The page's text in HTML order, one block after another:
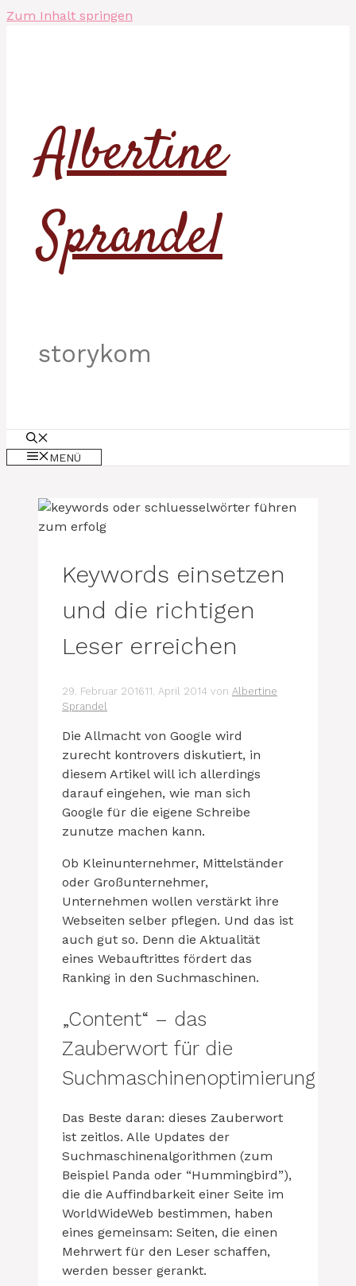
Zum Inhalt springen
Albertine
Sprandel
storykom
MENÜ
Keywords einsetzen
und die richtigen
Leser erreichen
29. Februar 201611. April 2014 von Albertine
Sprandel
Die Allmacht von Google wird
zurecht kontrovers diskutiert, in
diesem Artikel will ich allerdings
darauf eingehen, wie man sich
Google für die eigene Schreibe
zunutze machen kann.
Ob Kleinunternehmer, Mittelständer
oder Großunternehmer,
Unternehmen wollen verstärkt ihre
Webseiten selber pflegen. Und das ist
auch gut so. Denn die Aktualität
eines Webauftrittes fördert das
Ranking in den Suchmaschinen.
„Content“ – das
Zauberwort für die
Suchmaschinenoptimierung
Das Beste daran: dieses Zauberwort
ist zeitlos. Alle Updates der
Suchmaschinenalgorithmen (zum
Beispiel Panda oder “Hummingbird”),
die die Auffindbarkeit einer Seite im
WorldWideWeb bestimmen, haben
eines gemeinsam: Seiten, die einen
Mehrwert für den Leser schaffen,
werden besser gerankt.